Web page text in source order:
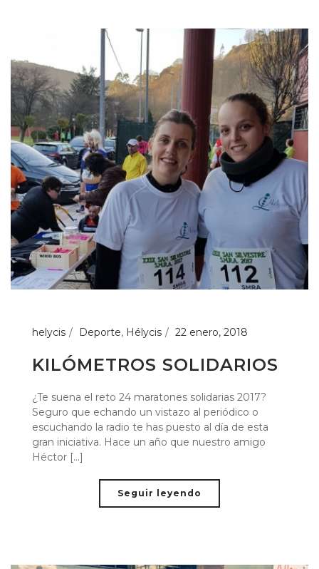
helycis Deporte, Hélycis 22 enero, 2018
KILÓMETROS SOLIDARIOS
¿Te suena el reto 24 maratones solidarias 2017?
Seguro que echando un vistazo al periódico o
escuchando la radio te has puesto al día de esta
gran iniciativa. Hace un año que nuestro amigo
Héctor [...]
Seguir leyendo